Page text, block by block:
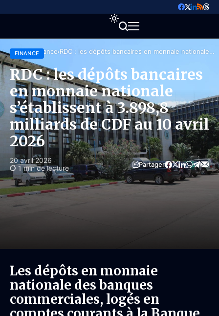
Accueil Finance RDC : les dépôts bancaires en monnaie nationale
FINANCE
RDC : les dépôts bancaires
en monnaie nationale
s’établissent à 3.898,8
milliards de CDF au 10 avril
2026
20 avril 2026
1 min de lecture
Partager
Les dépôts en monnaie
nationale des banques
commerciales, logés en